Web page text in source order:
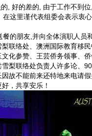
好的差的, 由于工作不到位
这里谨代表组委会表示衷
的朋友,并向全体演职人员
联络处、澳洲国际教育移
化参赞、王芸侨务领事、
梨联络处负责人许多论、
故不能前来还特地来电请
，共享安乐！